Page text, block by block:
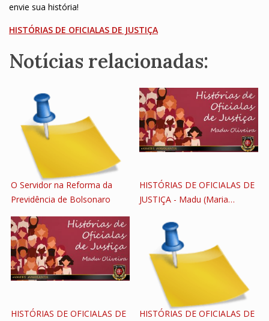
envie sua história!
HISTÓRIAS DE OFICIALAS DE JUSTIÇA
Notícias relacionadas:
O Servidor na Reforma da
Previdência de Bolsonaro
HISTÓRIAS DE OFICIALAS DE
JUSTIÇA - Madu (Maria…
HISTÓRIAS DE OFICIALAS DE
HISTÓRIAS DE OFICIALAS DE